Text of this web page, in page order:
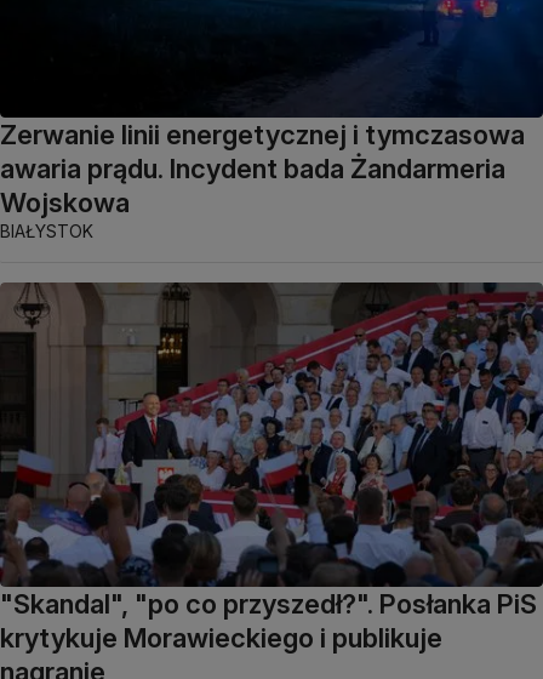
Zerwanie linii energetycznej i tymczasowa
awaria prądu. Incydent bada Żandarmeria
Wojskowa
BIAŁYSTOK
"Skandal", "po co przyszedł?". Posłanka PiS
krytykuje Morawieckiego i publikuje
nagranie